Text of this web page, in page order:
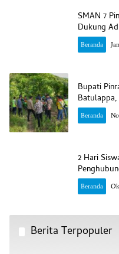
SMAN 7
Dukung
Beranda
Bupati
Beranda
2 Hari
Beranda
Berita Terpopuler